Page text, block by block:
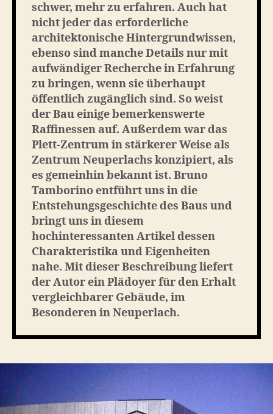
schwer, mehr zu erfahren. Auch hat
nicht jeder das erforderliche
architektonische Hintergrundwissen,
ebenso sind manche Details nur mit
aufwändiger Recherche in Erfahrung
zu bringen, wenn sie überhaupt
öffentlich zugänglich sind. So weist
der Bau einige bemerkenswerte
Raffinessen auf. Außerdem war das
Plett-Zentrum in stärkerer Weise als
Zentrum Neuperlachs konzipiert, als
es gemeinhin bekannt ist. Bruno
Tamborino entführt uns in die
Entstehungsgeschichte des Baus und
bringt uns in diesem
hochinteressanten Artikel dessen
Charakteristika und Eigenheiten
nahe. Mit dieser Beschreibung liefert
der Autor ein Plädoyer für den Erhalt
vergleichbarer Gebäude, im
Besonderen in Neuperlach.